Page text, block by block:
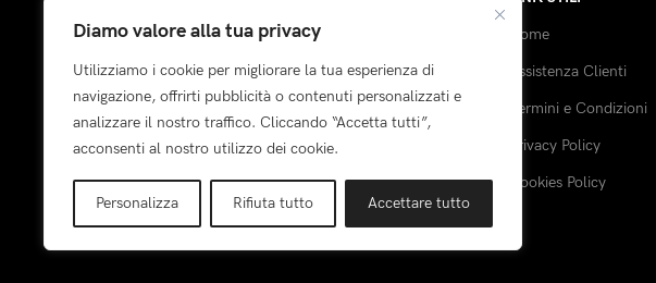
Diamo valore alla tua privacy
Utilizziamo i cookie per migliorare la tua esperienza di
navigazione, offrirti pubblicità o contenuti personalizzati e
analizzare il nostro traffico. Cliccando “Accetta tutti”,
acconsenti al nostro utilizzo dei cookie.
Personalizza Rifiuta tutto Accettare tutto
Bimba
Bimbo
Ragazzo
Visita i Brand
Home
Assistenza Clienti
Termini e Condizioni
Privacy Policy
Cookies Policy